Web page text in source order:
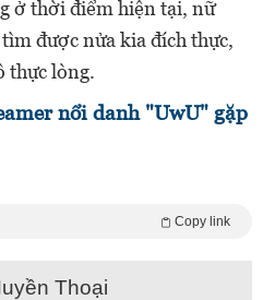
ở thời điểm hiện tại, nữ
được nửa kia đích thực,
thực lòng.
nổi danh "UwU" gặp
Copy link
Thoại